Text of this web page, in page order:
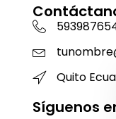
Quito
Síguenos